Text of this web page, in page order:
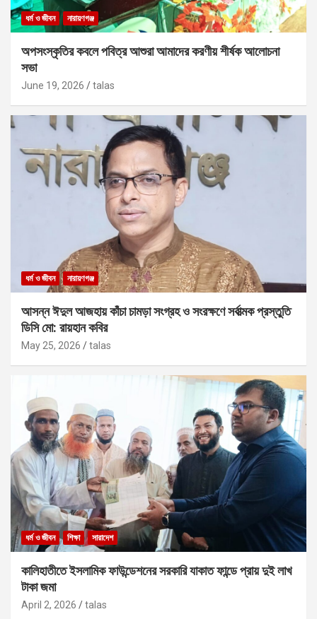
ধর্ম ও জীবন নারায়ণগঞ্জ
অপসংস্কৃতির কবলে পবিত্র আশুরা আমাদের করণীয় শীর্ষক আলোচনা
সভা
June 19, 2026 talas
ধর্ম ও জীবন নারায়ণগঞ্জ
আসন্ন ঈদুল আজহায় কাঁচা চামড়া সংগ্রহ ও সংরক্ষণে সর্বাত্মক প্রস্তুতি
ডিসি মো: রায়হান কবির
May 25, 2026 talas
ধর্ম ও জীবন শিক্ষা সারাদেশ
কালিহাতীতে ইসলামিক ফাউন্ডেশনের সরকারি যাকাত ফান্ডে প্রায় দুই লাখ
টাকা জমা
April 2, 2026 talas